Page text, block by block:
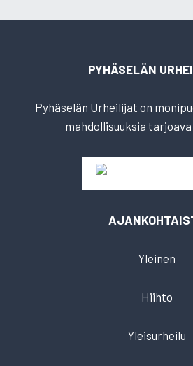
PYHÄSELÄN
Pyhäselän Urheilijat on
mahdollisuuksia
Yleinen
Hiihto
Yleisurheilu